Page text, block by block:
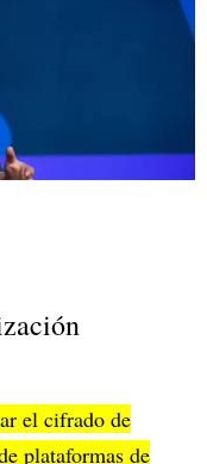
el cifrado de
plataformas de